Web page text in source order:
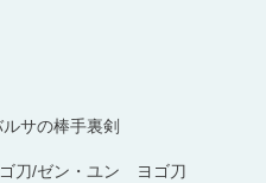
サの棒手裏剣
刀/ゼン・ユン ヨゴ刀